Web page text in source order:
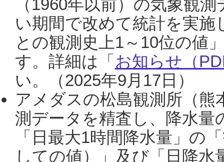
（1960年以前）の気象観
い期間で改めて統計を実
との観測史上1～10位の値
す。詳細は「 お知らせ（
い。（2025年9月17日）
アメダスの松島観測所（熊
測データを精査し、降水
「日最大1時間降水量」の
しての値）」及び「日降